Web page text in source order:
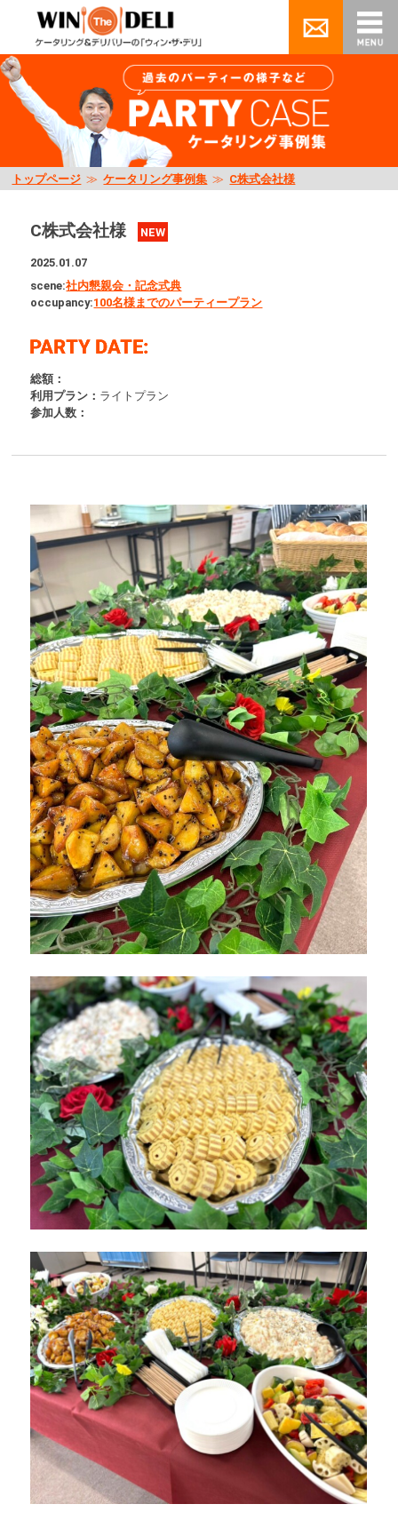
トップページ ≫ケータリング事例集 ≫ C株式会社様
C株式会社様 NEW
2025.01.07
scene:社内懇親会・記念式典
occupancy:100名様までのパーティープラン
総額：
利用プラン： ライトプラン
参加人数：